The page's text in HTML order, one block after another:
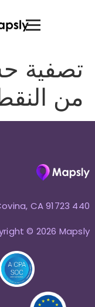
تصفية
من
440 N Barranca Ave #4985, Covina, CA 91723
© 2026 Mapsly